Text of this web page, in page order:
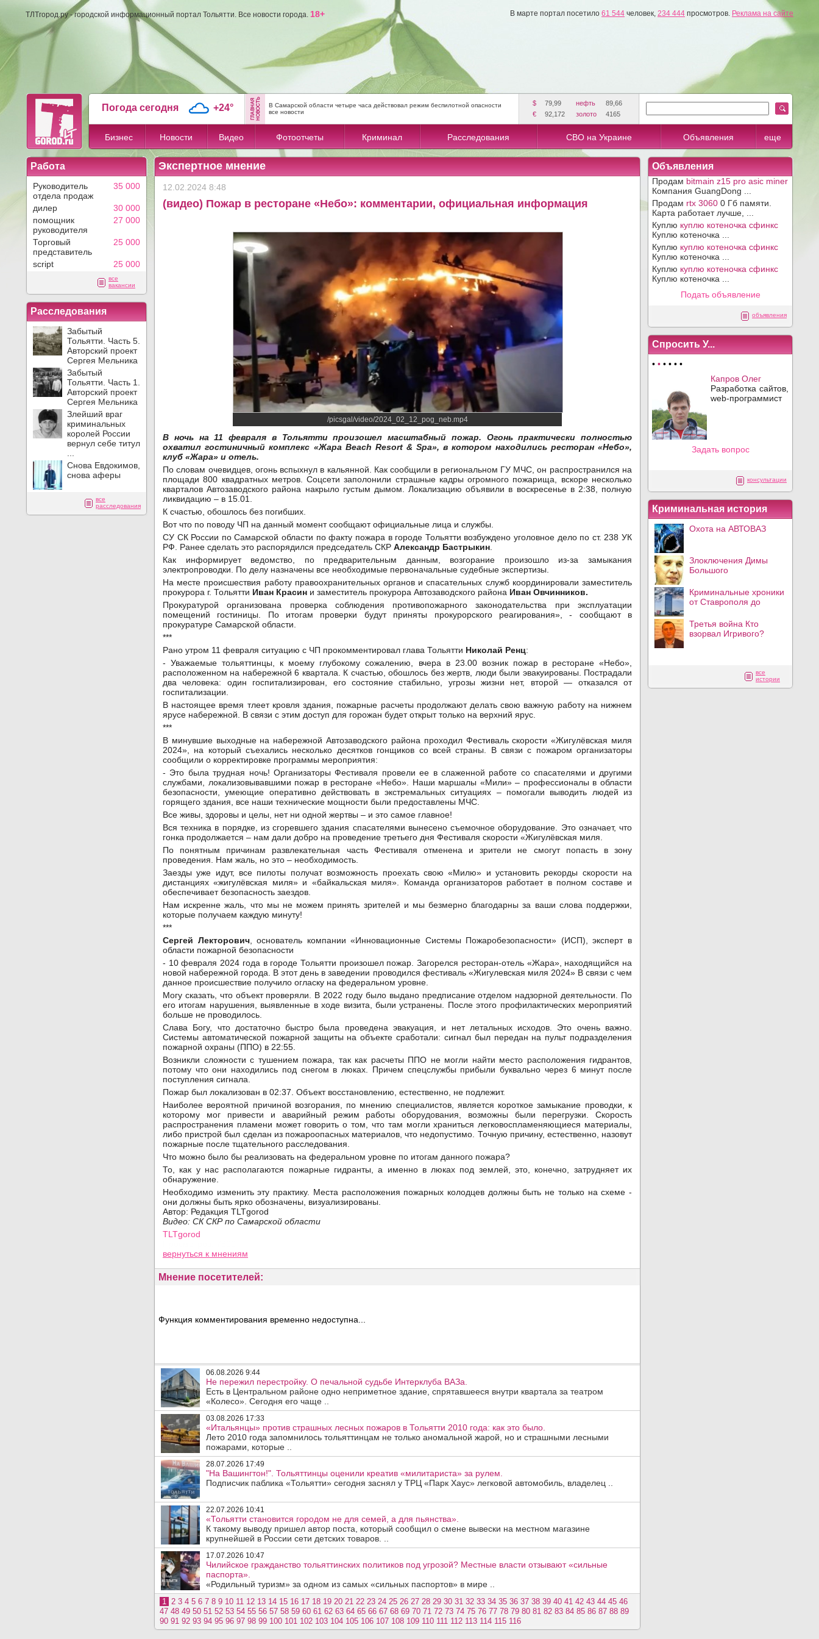
ТЛТгород.ру - городской информационный портал Тольятти. Все новости города. 18+ В марте портал посетило 61 544 человек, 234 444 просмотров. Реклама на сайте
Погода сегодня +24°
В Самарской области четыре часа действовал режим беспилотной опасности
все новости
$ 79,99 нефть
89,66
€
92,172 золото 4165
Бизнес Новости Видео Фотоотчеты Криминал Расследования СВО на Украине Объявления еще
Работа
Руководитель
отдела продаж
35 000
дилер
30 000
помощник
руководителя
27 000
Торговый
представитель
25 000
script 25 000
все
вакансии
Расследования
Забытый
Тольятти. Часть 5.
Авторский проект
Сергея Мельника
Забытый
Тольятти. Часть 1.
Авторский проект
Сергея Мельника
Злейший враг
криминальных
королей России
вернул себе титул
Снова Евдокимов,
снова аферы
все
расследования
Экспертное мнение
12.02.2024 8:48
(видео) Пожар в ресторане «Небо»: комментарии, официальная информация
/picsgal/video/2024_02_12_pog_neb.mp4
В ночь на 11 февраля в Тольятти произошел масштабный пожар. Огонь практически полностью
охватил гостиничный комплекс «Жара Beach Resort & Spa», в котором находились ресторан «Небо»,
клуб «Жара» и отель.
По словам очевидцев, огонь вспыхнул в кальянной. Как сообщили в региональном ГУ МЧС, он распространился на
площади 800 квадратных метров. Соцсети заполонили страшные кадры огромного пожарища, вскоре несколько
кварталов Автозаводского района накрыло густым дымом. Локализацию объявили в воскресенье в 2:38, полную
ликвидацию – в 15.01.
К счастью, обошлось без погибших.
Вот что по поводу ЧП на данный момент сообщают официальные лица и службы.
СУ СК России по Самарской области по факту пожара в городе Тольятти возбуждено уголовное дело по ст. 238 УК
РФ. Ранее сделать это распорядился председатель СКР Александр Бастрыкин
Как информирует ведомство, по предварительным данным, возгорание произошло из-за замыкания
электропроводки. По делу назначены все необходимые первоначальные судебные экспертизы.
На месте происшествия работу правоохранительных органов и спасательных служб координировали заместитель
прокурора г. Тольятти Иван Красин и заместитель прокурора Автозаводского района Иван Овчинников.
Прокуратурой организована проверка соблюдения противопожарного законодательства при эксплуатации
помещений гостиницы. По итогам проверки будут приняты прокурорского реагирования», - сообщают в
прокуратуре Самарской области.
***
Рано утром 11 февраля ситуацию с ЧП прокомментировал глава Тольятти Николай Ренц:
- Уважаемые тольяттинцы, к моему глубокому сожалению, вчера в 23.00 возник пожар в ресторане «Небо»,
расположенном на набережной 6 квартала. К счастью, обошлось без жертв, люди были эвакуированы. Пострадали
два человека: один госпитализирован, его состояние стабильно, угрозы жизни нет, второй — отказался от
госпитализации.
В настоящее время тлеет кровля здания, пожарные расчеты продолжают делать свою важную работу на нижнем
ярусе набережной. В связи с этим доступ для горожан будет открыт только на верхний ярус.
***
В минувшие выходные на набережной Автозаводского района проходил Фестиваль скорости «Жигулёвская миля
2024», на который съехались несколько десятков гонщиков со всей страны. В связи с пожаром организаторы
сообщили о корректировке программы мероприятия:
- Это была трудная ночь! Организаторы Фестиваля провели ее в слаженной работе со спасателями и другими
службами, локализовывавшими пожар в ресторане «Небо». Наши маршалы «Мили» – профессионалы в области
безопасности, умеющие оперативно действовать в экстремальных ситуациях – помогали выводить людей из
горящего здания, все наши технические мощности были предоставлены МЧС.
Все живы, здоровы и целы, нет ни одной жертвы – и это самое главное!
Вся техника в порядке, из сгоревшего здания спасателями вынесено съемочное оборудование. Это означает, что
гонка продолжается – нам дали добро на проведение третьего дня Фестиваля скорости «Жигулёвская миля.
По понятным причинам развлекательная часть Фестиваля отменена и зрители не смогут попасть в зону
проведения. Нам жаль, но это – необходимость.
Заезды уже идут, все пилоты получат возможность проехать свою «Милю» и установить рекорды скорости на
дистанциях «жигулёвская миля» и «байкальская миля». Команда организаторов работает в полном составе и
обеспечивает безопасность заездов.
Нам искренне жаль, что мы не можем принять зрителей и мы безмерно благодарны за ваши слова поддержки,
которые получаем каждую минуту!
***
Сергей Лекторович, основатель компании «Инновационные Системы Пожаробезопасности» (ИСП), эксперт в
области пожарной безопасности
- 10 февраля 2024 года в городе Тольятти произошел пожар. Загорелся ресторан-отель «Жара», находящийся на
новой набережной города. В этот день в заведении проводился фестиваль «Жигулевская миля 2024» В связи с чем
данное происшествие получило огласку на федеральном уровне.
Могу сказать, что объект проверяли. В 2022 году было выдано предписание отделом надзорной деятельности. По
его итогам нарушения, выявленные в ходе визита, были устранены. После этого профилактических мероприятий
больше не проводилось.
Слава Богу, что достаточно быстро была проведена эвакуация, и нет летальных исходов. Это очень важно.
Системы автоматической пожарной защиты на объекте сработали: сигнал был передан на пульт подразделения
пожарной охраны (ППО) в 22:55.
Возникли сложности с тушением пожара, так как расчеты ППО не могли найти место расположения гидрантов,
потому что они находились под снегом в люках. Причем спецслужбы прибыли буквально через 6 минут после
поступления сигнала.
Пожар был локализован в 02:37. Объект восстановлению, естественно, не подлежит.
Наиболее вероятной причиной возгорания, по мнению специалистов, является короткое замыкание проводки, к
которому мог привести и аварийный режим работы оборудования, возможны были перегрузки. Скорость
распространения пламени может говорить о том, что там могли храниться легковоспламеняющиеся материалы,
либо пристрой был сделан из пожароопасных материалов, что недопустимо. Точную причину, естественно, назовут
пожарные после тщательного расследования.
Что можно было бы реализовать на федеральном уровне по итогам данного пожара?
То, как у нас располагаются пожарные гидранты, а именно в люках под землей, это, конечно, затрудняет их
обнаружение.
Необходимо изменить эту практику. Места расположения пожарных колодцев должны быть не только на схеме -
они должны быть ярко обозначены, визуализированы.
Автор: Редакция TLTgorod
Видео: СК СКР по Самарской области
TLTgorod
вернуться к мнениям
Мнение посетителей:
Функция комментирования временно недоступна...
06.08.2026 9:44
Не пережил перестройку. О печальной судьбе Интерклуба ВАЗа.
Есть в Центральном районе одно неприметное здание, спрятавшееся внутри квартала за театром
«Колесо». Сегодня его чаще ..
03.08.2026 17:33
«Итальянцы» против страшных лесных пожаров в Тольятти 2010 года: как это было.
Лето 2010 года запомнилось тольяттинцам не только аномальной жарой, но и страшными лесными
пожарами, которые ..
28.07.2026 17:49
"На Вашингтон!". Тольяттинцы оценили креатив «милитариста» за рулем.
Подписчик паблика «Тольятти» сегодня заснял у ТРЦ «Парк Хаус» легковой автомобиль, владелец ..
22.07.2026 10:41
«Тольятти становится городом не для семей, а для пьянства».
К такому выводу пришел автор поста, который сообщил о смене вывески на местном магазине
крупнейшей в России сети детских товаров. ..
17.07.2026 10:47
Чилийское гражданство тольяттинских политиков под угрозой? Местные власти отзывают «сильные
паспорта».
«Родильный туризм» за одном из самых «сильных паспортов» в мире ..
1 2 3 4 5 6 7 8 9 10 11 12 13 14 15 16 17 18 19 20 21 22 23 24 25 26 27 28 29 30 31 32 33 34 35 36 37 38 39 40 41 42 43 44 45 46
47 48 49 50 51 52 53 54 55 56 57 58 59 60 61 62 63 64 65 66 67 68 69 70 71 72 73 74 75 76 77 78 79 80 81 82 83 84 85 86 87 88 89
90 91 92 93 94 95 96 97 98 99 100 101 102 103 104 105 106 107 108 109 110 111 112 113 114 115 116
Объявления
Продам bitmain z15 pro asic miner
Компания GuangDong ...
Продам rtx 3060 0 Гб памяти.
Карта работает лучше, ...
Куплю куплю котеночка сфинкс
Куплю котеночка ...
Куплю куплю котеночка сфинкс
Куплю котеночка ...
Куплю куплю котеночка сфинкс
Куплю котеночка ...
Подать объявление
объявления
Спросить У...
• • • • • •
Капров Олег
Разработка сайтов,
web-программист
Задать вопрос
консультации
Криминальная история
Охота на АВТОВАЗ
Злоключения Димы
Большого
Криминальные хроники
от Ставрополя до
Третья война Кто
взорвал Игривого?
все
истории